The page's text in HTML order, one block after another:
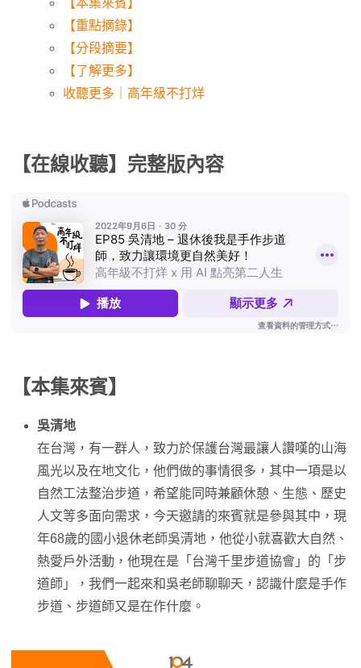
【重點摘錄】
【分段摘要】
【了解更多】
收聽更多｜高年級不打烊
【在線收聽】完整版內容
【本集來賓】
吳清地
在台灣，有一群人，致力於保護台灣最讓人讚嘆的山海
風光以及在地文化，他們做的事情很多，其中一項是以
自然工法整治步道，希望能同時兼顧休憩、生態、歷史
人文等多面向需求，今天邀請的來賓就是參與其中，現
年68歲的國小退休老師吳清地，他從小就喜歡大自然、
熱愛戶外活動，他現在是「台灣千里步道協會」的「步
道師」，我們一起來和吳老師聊聊天，認識什麼是手作
步道、步道師又是在作什麼。